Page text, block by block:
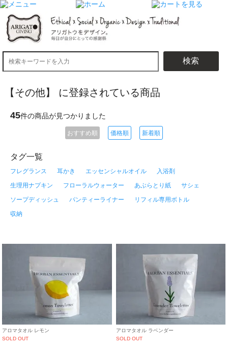
検索
【その他】 に登録されている商品
45件の商品が見つかりました
おすすめ順 価格順 新着順
タグ一覧
フレグランス 耳かき エッセンシャルオイル
入浴剤
生理用ナプキン
フローラルウォーター あぶらとり紙
サシェ
ソープディッシュ
パンティーライナー
リフィル専用ボトル
収納
アロマタオル レモン
SOLD OUT
アロマタオル ラベンダー
SOLD OUT